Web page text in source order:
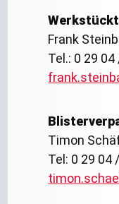
Frank
Tel.: 0 29
Timon
Tel: 0 29 04